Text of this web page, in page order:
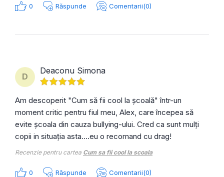
0 Răspunde Comentarii(0)
D
Deaconu Simona
Am descoperit "Cum să fii cool la școală" într-un
moment critic pentru fiul meu, Alex, care începea să
evite școala din cauza bullying-ului. Cred ca sunt mulți
copii in situația asta....eu o recomand cu drag!
Recenzie pentru cartea Cum sa fii cool la scoala
0 Răspunde Comentarii(0)